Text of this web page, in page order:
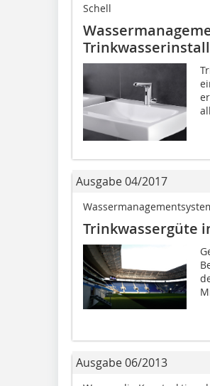
Schell
Ausgabe 04/2017
Trinkwassergüte
Ausgabe 06/2013